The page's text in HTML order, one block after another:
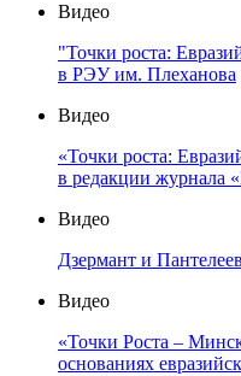
Видео
"Точки роста:
в РЭУ им. Плеханова
Видео
«Точки роста:
в редакции журнала
Видео
Дзермант и
Видео
«Точки Роста –
основаниях